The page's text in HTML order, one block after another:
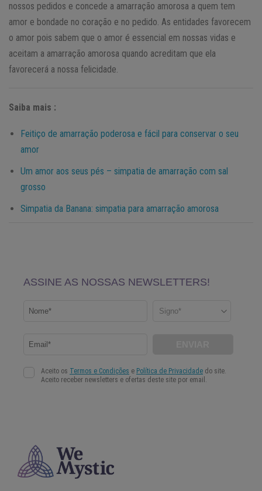
nossos pedidos e concede a amarração amorosa a quem tem
amor e bondade no coração e no pedido. As entidades favorecem
o amor pois sabem que o amor é essencial em nossas vidas e
aceitam a amarração amorosa quando acreditam que ela
favorecerá a nossa felicidade.
Saiba mais :
Feitiço de amarração poderosa e fácil para conservar o seu
amor
Um amor aos seus pés – simpatia de amarração com sal
grosso
Simpatia da Banana: simpatia para amarração amorosa